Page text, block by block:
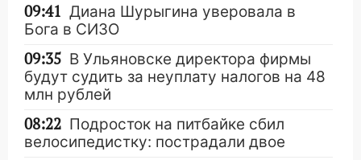
09:41 Диана Шурыгина уверовала в
Бога в СИЗО
09:35 В Ульяновске директора фирмы
будут судить за неуплату налогов на 48
млн рублей
08:22 Подросток на питбайке сбил
велосипедистку: пострадали двое